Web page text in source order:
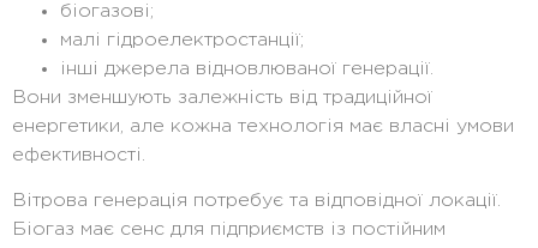
біогазові;
малі гідроелектростанції;
інші джерела відновлюваної генерації.
Вони зменшують залежність від традиційної
енергетики, але кожна технологія має власні умови
ефективності.
Вітрова генерація потребує та відповідної локації.
Біогаз має сенс для підприємств із постійним